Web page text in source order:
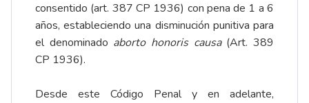
consentido (art. 387 CP 1936) con pena de 1 a 6
años, estableciendo una disminución punitiva para
el denominado aborto honoris causa(Art. 389
CP 1936).
Desde este Código Penal y en adelante,